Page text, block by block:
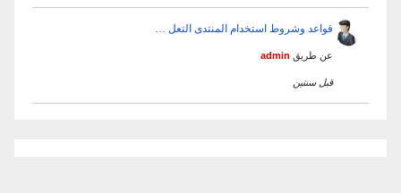
قواعد وشروط استخدام المنتدى التعل …
عن طريق admin
قبل سنتين